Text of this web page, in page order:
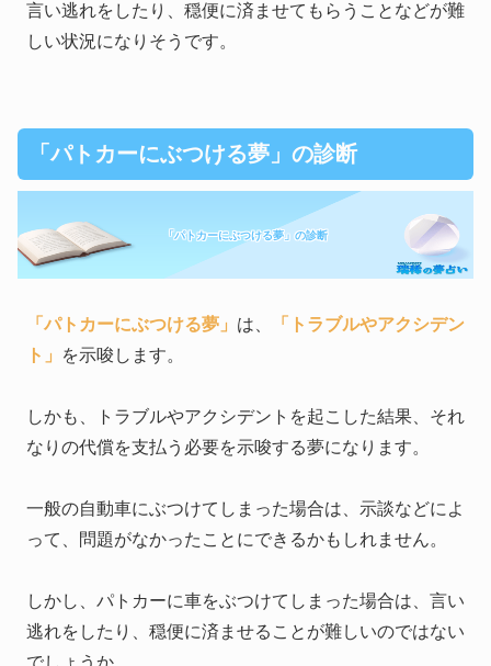
言い逃れをしたり、穏便に済ませてもらうことなどが難
しい状況になりそうです。
「パトカーにぶつける夢」の診断
「パトカーにぶつける夢」の診断
「パトカーにぶつける夢」 は、
「トラブルやアクシデン
ト」
を示唆します。
しかも、トラブルやアクシデントを起こした結果、それ
なりの代償を支払う必要を示唆する夢になります。
一般の自動車にぶつけてしまった場合は、示談などによ
って、問題がなかったことにできるかもしれません。
しかし、パトカーに車をぶつけてしまった場合は、言い
逃れをしたり、穏便に済ませることが難しいのではない